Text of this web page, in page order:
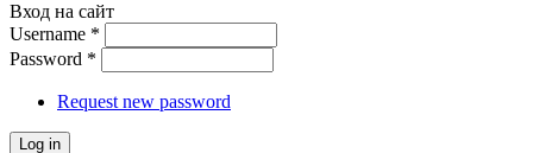
Вход на сайт
Username *
Password *
Request new password